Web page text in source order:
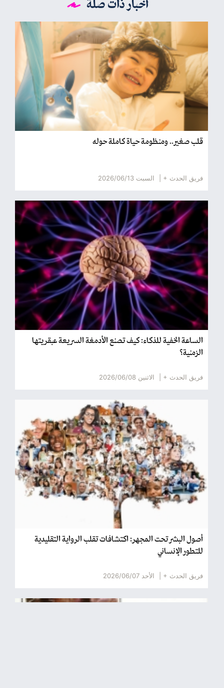
أخبار ذات صلة
قلب صغير.. ومنظومة حياة كاملة حوله
فريق الحدث + | السبت 2026/06/13
الساعة الخفية للذكاء: كيف تصنع الأدمغة السريعة عبقريتها
الزمنية؟
فريق الحدث + | الاثنين 2026/06/08
أصول البشر تحت المجهر: اكتشافات تقلب الرواية التقليدية
للتطور الإنساني
فريق الحدث + | الأحد 2026/06/07